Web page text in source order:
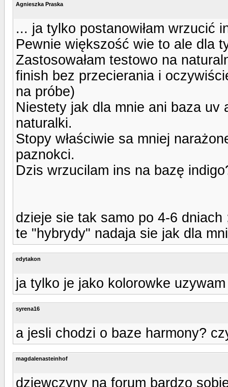
Agnieszka Praska
... ja tylko postanowiłam wrzucić
Pewnie większość wie to ale dla
Zastosowałam testowo na
finish bez przecierania i
na próbe)
Niestety jak dla mnie ani baza uv
naturalki.
Stopy właściwie sa mniej
paznokci.
Dzis wrzucilam ins na bazę
dzieje sie tak samo po 4-6
te "hybrydy" nadaja sie jak dla
edytakon
ja tylko je jako kolorowke
syrena16
a jesli chodzi o baze harmony?
magdalenasteinhof
dziewczyny na forum bardzo